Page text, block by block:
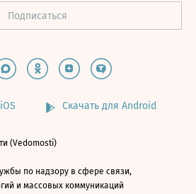
Скачать для Android
(Vedomosti)
по надзору в сфере связи,
и массовых коммуникаций